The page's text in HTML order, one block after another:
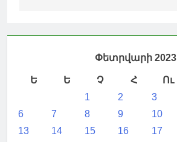
Փետրվարի 2023
Ե Ե Չ Հ Ու
1
2 3
6
7 8 9 10
13
14 15 16 17